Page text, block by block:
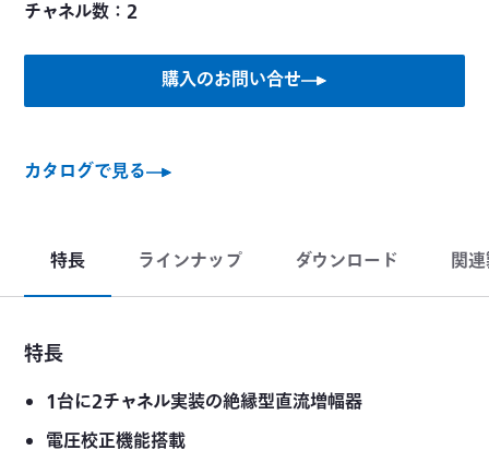
購入のお問い合せ
カタログで見る
特長 ラインナップ ダウンロード 関
特長
1台に2チャネル実装の絶縁型直流増幅器
電圧校正機能搭載